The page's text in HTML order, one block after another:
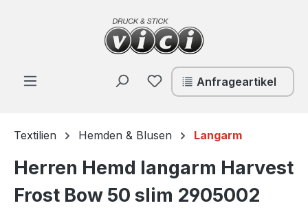
Zum Hauptinhalt springen
Du hast 0 Produkte auf
Anfrageartikel
Textilien Hemden & Blusen Langarm
Herren Hemd langarm Harvest
Frost Bow 50 slim 2905002